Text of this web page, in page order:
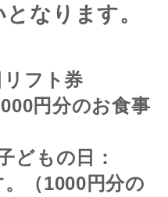
なります。
フト券
円分のお食事
どもの日：
（1000円分の